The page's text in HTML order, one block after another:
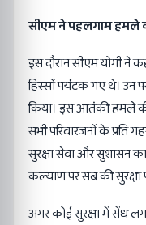
सीएम ने पहलगाम हमले
इस दौरान सीएम योगी
हिस्सों पर्यटक गए थे। उन
किया। इस आतंकी हमले
सभी परिवारजनों के प्रति
सुरक्षा सेवा और सुशासन
कल्याण पर सब की सुरक्षा
अगर कोई सुरक्षा में सेंध